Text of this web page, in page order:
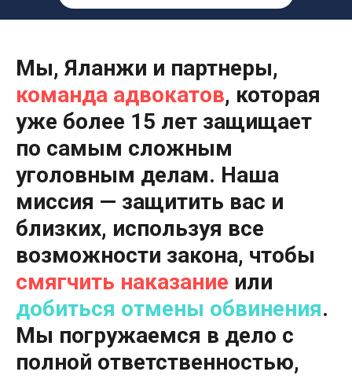
Мы, Яланжи и партнеры,
команда адвокатов, которая
уже более 15 лет защищает
по самым сложным
уголовным делам. Наша
миссия — защитить вас и
близких, используя все
возможности закона, чтобы
смягчить наказание или
добиться отмены обвинения.
Мы погружаемся в дело с
полной ответственностью,